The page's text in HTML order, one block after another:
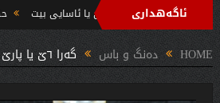
ئاگەهداری بیت حکومەتا هەرێما کوردستانێ 6
كومبوو و چه‌ندین بریار ده‌رئێخستنHOME دەنگ و باس گەرا ٦ێ یا پارێ گەنمێ جوتیاران دێ هێتە بەلاڤكرن